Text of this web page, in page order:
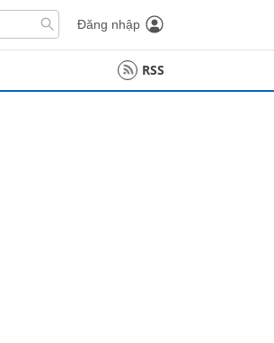
Đăng nhập
RSS